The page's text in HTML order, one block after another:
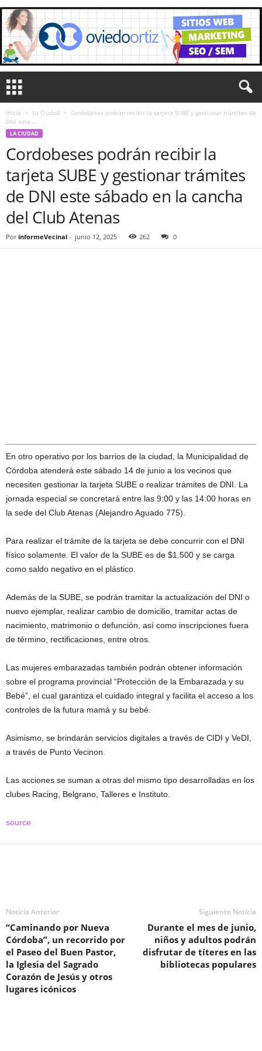
Inicio La Ciudad
Cordobeses podrán recibir la tarjeta SUBE y gestionar trámites de
DNI este...
LA CIUDAD
Cordobeses podrán recibir la
tarjeta SUBE y gestionar trámites
de DNI este sábado en la cancha
del Club Atenas
Por informeVecinal - junio 12, 2025 262 0
En otro operativo por los barrios de la ciudad, la Municipalidad de
Córdoba atenderá este sábado 14 de junio a los vecinos que
necesiten gestionar la tarjeta SUBE o realizar trámites de DNI. La
jornada especial se concretará entre las 9:00 y las 14:00 horas en
la sede del Club Atenas (Alejandro Aguado 775).
Para realizar el trámite de la tarjeta se debe concurrir con el DNI
físico solamente. El valor de la SUBE es de $1.500 y se carga
como saldo negativo en el plástico.
Además de la SUBE, se podrán tramitar la actualización del DNI o
nuevo ejemplar, realizar cambio de domicilio, tramitar actas de
nacimiento, matrimonio o defunción, así como inscripciones fuera
de término, rectificaciones, entre otros.
Las mujeres embarazadas también podrán obtener información
sobre el programa provincial “Protección de la Embarazada y su
Bebé”, el cual garantiza el cuidado integral y facilita el acceso a los
controles de la futura mamá y su bebé.
Asimismo, se brindarán servicios digitales a través de CIDI y VeDI,
a través de Punto Vecinon.
Las acciones se suman a otras del mismo tipo desarrolladas en los
clubes Racing, Belgrano, Talleres e Instituto.
source
Noticia Anterior
“Caminando por Nueva
Córdoba”, un recorrido por
el Paseo del Buen Pastor,
la Iglesia del Sagrado
Corazón de Jesús y otros
lugares icónicos
Siguiente Noticia
Durante el mes de junio,
niños y adultos podrán
disfrutar de títeres en las
bibliotecas populares